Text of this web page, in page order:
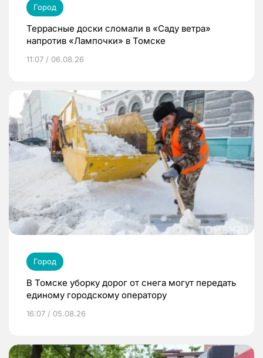
Город
Террасные доски сломали в «Саду ветра»
напротив «Лампочки» в Томске
11:07 / 06.08.26
Город
В Томске уборку дорог от снега могут передать
единому городскому оператору
16:07 / 05.08.26